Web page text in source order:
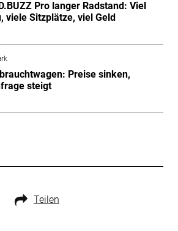
Pro langer Radstand: Viel
viele Sitzplätze, viel Geld
Preise sinken,
steigt
Teilen